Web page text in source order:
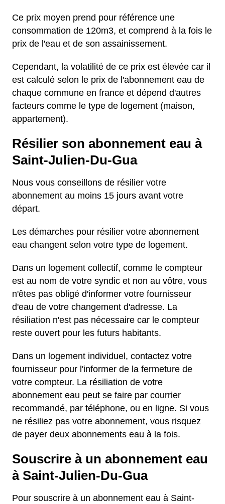
Ce prix moyen prend pour référence une
consommation de 120m3, et comprend à la fois le
prix de l'eau et de son assainissement.
Cependant, la volatilité de ce prix est élevée car il
est calculé selon le prix de l'abonnement eau de
chaque commune en france et dépend d'autres
facteurs comme le type de logement (maison,
appartement).
Résilier son abonnement eau à
Saint-Julien-Du-Gua
Nous vous conseillons de résilier votre
abonnement au moins 15 jours avant votre
départ.
Les démarches pour résilier votre abonnement
eau changent selon votre type de logement.
Dans un logement collectif, comme le compteur
est au nom de votre syndic et non au vôtre, vous
n'êtes pas obligé d'informer votre fournisseur
d'eau de votre changement d'adresse. La
résiliation n'est pas nécessaire car le compteur
reste ouvert pour les futurs habitants.
Dans un logement individuel, contactez votre
fournisseur pour l'informer de la fermeture de
votre compteur. La résiliation de votre
abonnement eau peut se faire par courrier
recommandé, par téléphone, ou en ligne. Si vous
ne résiliez pas votre abonnement, vous risquez
de payer deux abonnements eau à la fois.
Souscrire à un abonnement eau
à Saint-Julien-Du-Gua
Pour souscrire à un abonnement eau à Saint-